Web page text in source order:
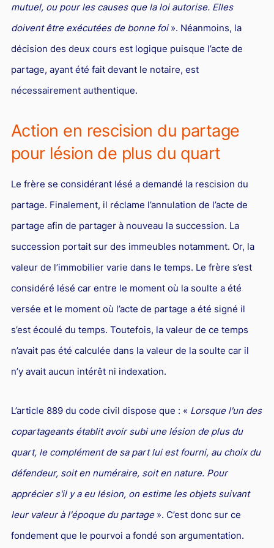
Droit du sport
mutuel, ou pour les causes que la loi autorise. Elles
doivent être exécutées de bonne foi». Néanmoins, la
décision des deux cours est logique puisque l’acte de
partage, ayant été fait devant le notaire, est
nécessairement authentique.
Action en rescision du partage
pour lésion de plus du quart
Le frère se considérant lésé a demandé la rescision du
partage. Finalement, il réclame l’annulation de l’acte de
partage afin de partager à nouveau la succession. La
succession portait sur des immeubles notamment. Or, la
valeur de l’immobilier varie dans le temps. Le frère s’est
considéré lésé car entre le moment où la soulte a été
versée et le moment où l’acte de partage a été signé il
s’est écoulé du temps. Toutefois, la valeur de ce temps
n’avait pas été calculée dans la valeur de la soulte car il
n’y avait aucun intérêt ni indexation.
L’article 889 du code civil dispose que : « Lorsque l'un des
copartageants établit avoir subi une lésion de plus du
quart, le complément de sa part lui est fourni, au choix du
défendeur, soit en numéraire, soit en nature. Pour
apprécier s'il y a eu lésion, on estime les objets suivant
leur valeur à l'époque du partage». C’est donc sur ce
fondement que le pourvoi a fondé son argumentation.